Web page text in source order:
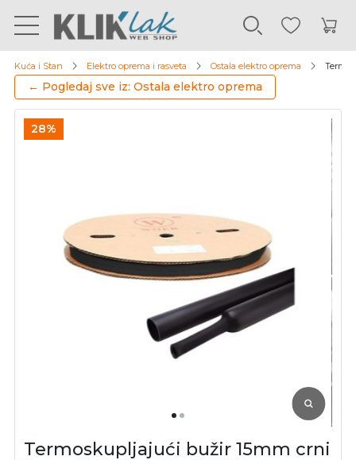
Kuća i Stan Elektro oprema i rasveta Ostala elektro oprema
← Pogledaj sve iz: Ostala elektro oprema
28%
Termoskupljajući bužir 15mm crni